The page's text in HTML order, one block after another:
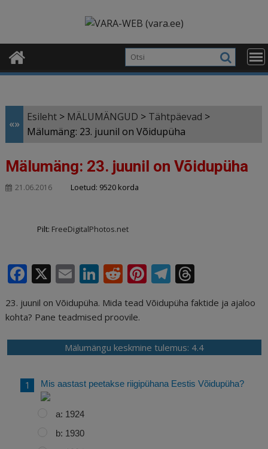
«»
Esileht > MÄLUMÄNGUD > Tähtpäevad >
Mälumäng: 23. juunil on Võidupüha
Mälumäng: 23. juunil on Võidupüha
21.06.2016 Loetud: 9520 korda
Pilt: FreeDigitalPhotos.net
F
c
b
o
X E
m
ai
Li
k
e
dI
R
d
t
Pi
te
e
T
el
e
ra
h
r
a
s
23. juunil on Võidupüha. Mida tead Võidupüha faktide ja ajaloo
kohta? Pane teadmised proovile.
Mälumängu keskmine tulemus: 4.4
Mis aastast peetakse riigipühana Eestis Võidupüha?
a: 1924
b: 1930